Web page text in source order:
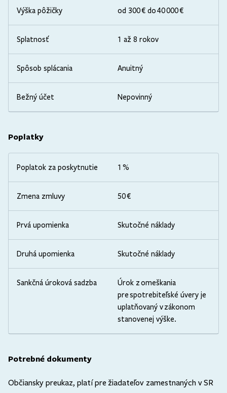
Výška pôžičky od 300 € do 40 000 €
Splatnosť 1 až 8 rokov
Spôsob splácania Anuitný
Bežný účet Nepovinný
Poplatky
Poplatok za poskytnutie 1 %
Zmena zmluvy 50 €
Prvá upomienka Skutočné náklady
Druhá upomienka Skutočné náklady
Sankčná úroková sadzba
Úrok z omeškania
pre spotrebiteľské úvery je
uplatňovaný v zákonom
stanovenej výške.
Potrebné dokumenty
Občiansky preukaz, platí pre žiadateľov zamestnaných v SR